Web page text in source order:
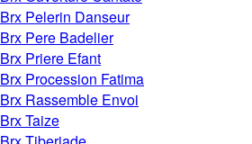
Brx Pelerin Danseur
Brx Pere Badelier
Brx Priere Efant
Brx Procession Fatima
Brx Rassemble Envoi
Brx Taize